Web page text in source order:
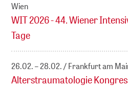
Wien
WIT 2026 - 44. Wiener
Tage
26.02. – 28.02. Frankfurt am
Alterstraumatologie